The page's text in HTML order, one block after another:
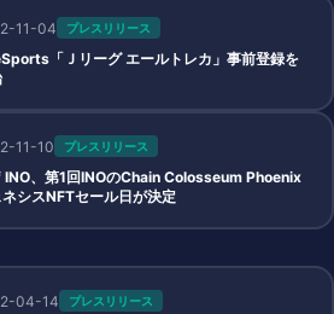
11-04 プレスリリース
「Ｊリーグ エールトレカ」事前登録を
11-10 プレスリリース
、第1回INOのChain Colosseum Phoenix
ネシスNFTセール日が決定
04-14 プレスリリース